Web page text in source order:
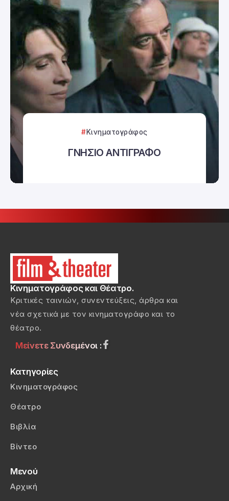
Κινηματογράφος
ΓΝΗΣΙΟ ΑΝΤΙΓΡΑΦΟ
Κινηματογράφος και Θέατρο.
Κριτικές ταινιών, συνεντεύξεις, άρθρα και
νέα σχετικά με τον κινηματογράφο και το
θέατρο.
Μείνετε Συνδεμένοι :
Κατηγορίες
Κινηματογράφος
Θέατρο
Βιβλία
Βίντεο
Μενού
Αρχική